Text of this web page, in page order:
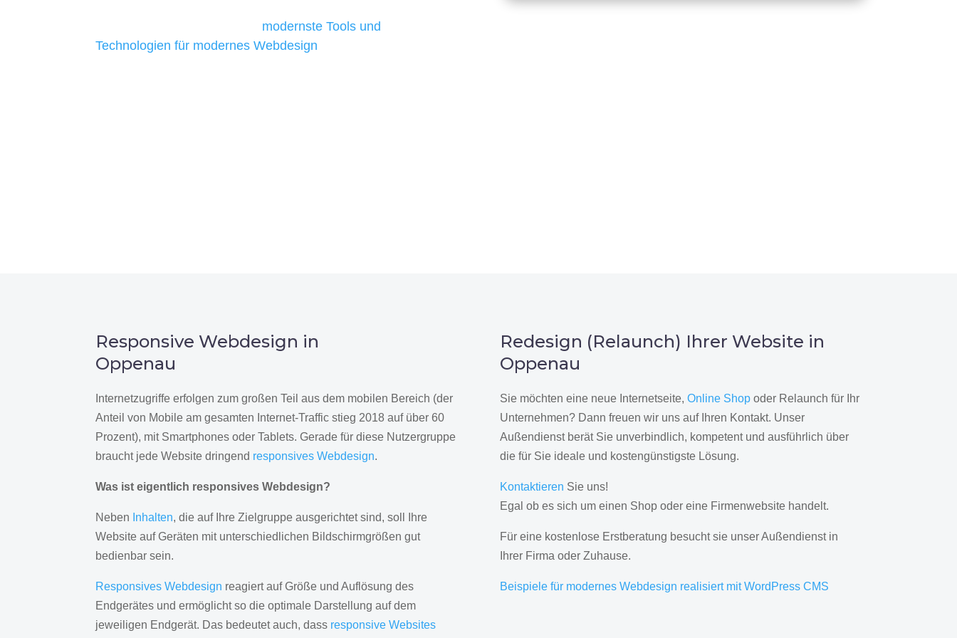
modernste Tools und
Technologien für modernes Webdesign
Responsive Webdesign in
Oppenau
Internetzugriffe erfolgen zum großen Teil aus dem mobilen Bereich (der
Anteil von Mobile am gesamten Internet-Traffic stieg 2018 auf über 60
Prozent), mit Smartphones oder Tablets. Gerade für diese Nutzergruppe
braucht jede Website dringend responsives Webdesign.
Was ist eigentlich responsives Webdesign?
Neben Inhalten, die auf Ihre Zielgruppe ausgerichtet sind, soll Ihre
Website auf Geräten mit unterschiedlichen Bildschirmgrößen gut
bedienbar sein.
Responsives Webdesign reagiert auf Größe und Auflösung des
Endgerätes und ermöglicht so die optimale Darstellung auf dem
jeweiligen Endgerät. Das bedeutet auch, dass responsive Websites
Redesign (Relaunch) Ihrer Website in
Oppenau
Sie möchten eine neue Internetseite, Online Shopoder Relaunch für Ihr
Unternehmen? Dann freuen wir uns auf Ihren Kontakt. Unser
Außendienst berät Sie unverbindlich, kompetent und ausführlich über
die für Sie ideale und kostengünstigste Lösung.
Kontaktieren Sie uns!
Egal ob es sich um einen Shop oder eine Firmenwebsite handelt.
Für eine kostenlose Erstberatung besucht sie unser Außendienst in
Ihrer Firma oder Zuhause.
Beispiele für modernes Webdesign realisiert mit WordPress CMS